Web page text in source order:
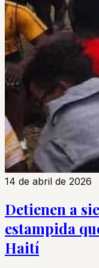
14 de abril de 2026
Detienen a
estampida
Haití